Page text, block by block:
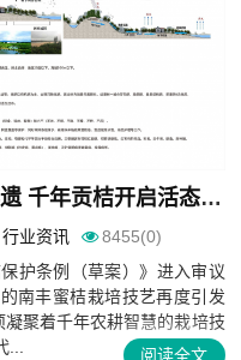
南丰蜜桔栽培技艺入选省级非遗 千年贡桔开启活态传承新篇章
行业资讯
8455(0)
护条例（草案）》进入审议
南丰蜜桔栽培技艺再度引发
聚着千年农耕智慧的栽培技
阅读全文